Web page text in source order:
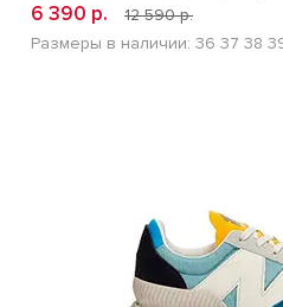
6 390 р.
12 590 р.
Размеры в наличии: 36 37 38